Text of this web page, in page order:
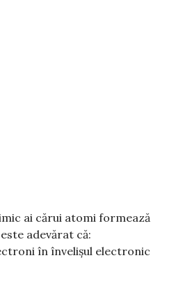
ai cărui atomi formează
adevărat că:
în învelișul electronic